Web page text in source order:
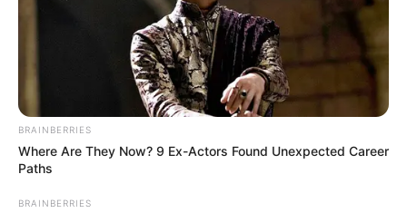
του Μανχάταν.. Οι Αρχές στη Νέα Υόρκη κατέσχεσαν αρχαία
αντικείμενα, αξίας τουλάχιστον 13.000.000 δολαρίων, από...
ΚΟΙΝΩΝΙΚΑ ΔΙΚΤΥΑ
BRAINBERRIES
Where Are They Now? 9 Ex-Actors Found Unexpected Career
Paths
BRAINBERRIES